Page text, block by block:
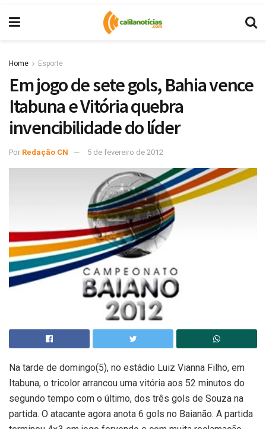
Home Esporte
Em jogo de sete gols, Bahia vence
Itabuna e Vitória quebra
invencibilidade do líder
Por Redação CN 5 de fevereiro de 2012
Na tarde de domingo(5), no estádio Luiz Vianna Filho, em
Itabuna, o tricolor arrancou uma vitória aos 52 minutos do
segundo tempo com o último, dos três gols de Souza na
partida. O atacante agora anota 6 gols no Baianão. A partida